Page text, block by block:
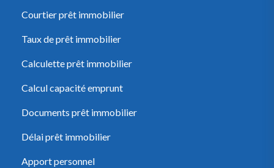
Courtier prêt immobilier
Taux de prêt immobilier
Calculette prêt immobilier
Calcul capacité emprunt
Documents prêt immobilier
Délai prêt immobilier
Apport personnel